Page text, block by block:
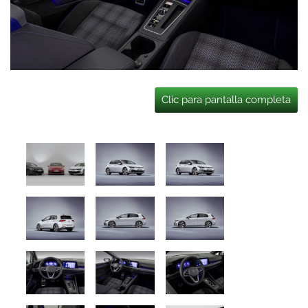
Clic para pantalla completa